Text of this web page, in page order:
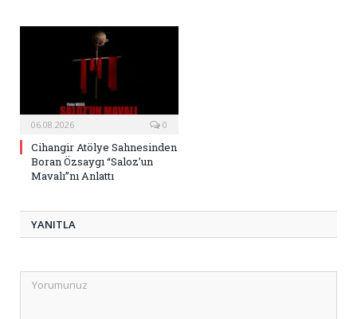
06.08.2026 0
Cihangir Atölye Sahnesinden
Boran Özsaygı “Saloz’un
Mavalı”nı Anlattı
YANITLA